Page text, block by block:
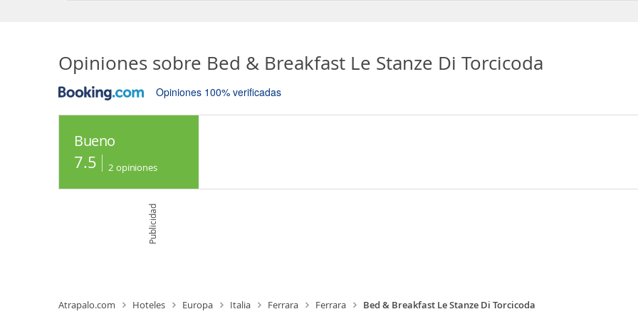
Opiniones sobre Bed & Breakfast Le Stanze Di Torcicoda
Opiniones 100% verificadas
Bueno
7.5 2 opiniones
Publicidad
Atrapalo.com Hoteles Europa Italia Ferrara Ferrara Bed & Breakfast Le Stanze Di Torcicoda